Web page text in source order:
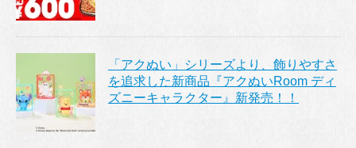
「アクぬい」シリーズより、飾りやすさ
を追求した新商品『アクぬいRoom ディ
ズニーキャラクター』新発売！！